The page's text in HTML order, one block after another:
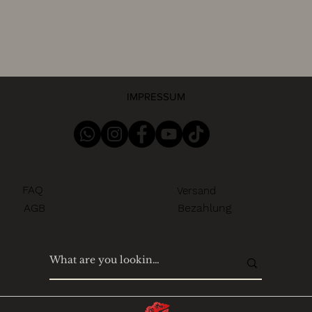
IMPRESSUM
FAQ
AGB
Versand
Bezahlung